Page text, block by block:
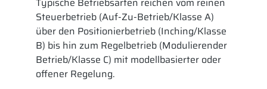
Steuerbetrieb (Auf-Zu-Betrieb/Klasse A)
über den Positionierbetrieb (Inching/Klasse
B) bis hin zum Regelbetrieb (Modulierender
Betrieb/Klasse C) mit modellbasierter oder
offener Regelung.